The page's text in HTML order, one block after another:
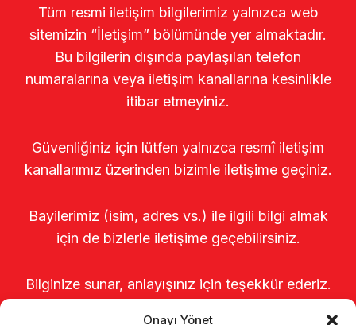
Onayı Yönet
Tüm resmi iletişim bilgilerimiz yalnızca web
sitemizin “İletişim” bölümünde yer almaktadır.
Bu bilgilerin dışında paylaşılan telefon
numaralarına veya iletişim kanallarına kesinlikle
itibar etmeyiniz.
Güvenliğiniz için lütfen yalnızca resmî iletişim
kanallarımız üzerinden bizimle iletişime geçiniz.
Bayilerimiz (isim, adres vs.) ile ilgili bilgi almak
için de bizlerle iletişime geçebilirsiniz.
Bilginize sunar, anlayışınız için teşekkür ederiz.